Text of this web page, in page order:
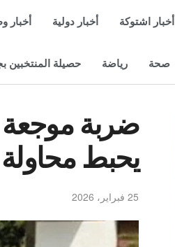
أخبار اشتوكة أخبار دولية أخبار
صحة رياضة حصيلة
ضربة موجعة
يحبط محاولة لتهريب
25 فبراير، 2026